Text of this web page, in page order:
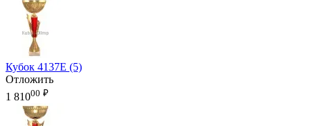
Кубок 4137E (5)
Отложить
1 81000 ₽